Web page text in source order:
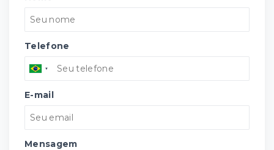
Telefone
E-mail
Mensagem